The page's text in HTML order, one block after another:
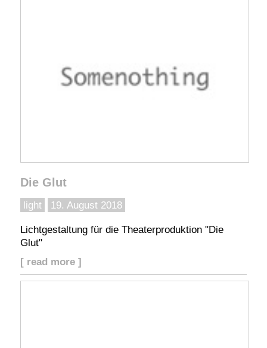
Die Glut
light 19. August 2018
Lichtgestaltung für die Theaterproduktion "Die
Glut"
[ read more ]